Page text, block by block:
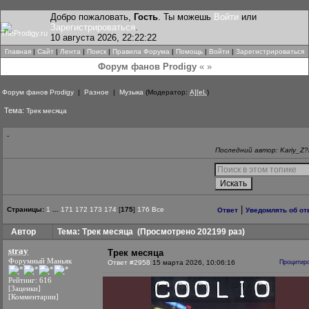
Добро пожаловать, Гость. Ты можешь Войти или
Зарегистрироваться.
10 августа 2026, 22:22:22
Главная | Сайт | Лента | Поиск | Правила Форума | Помощь | Войти | Зарегистрироваться
Форум фанов Prodigy« »
Форум фанов Prodigy | Разное | Музыка (Модератор: A][eL )
Тема: Трек месяца
-
Последний автор:
Страницы: 1 171 172 173 174 [175] 176 Все Ответ Уведомлять об
Автор Тема: Трек месяца (Просмотрено 202199 раз)
stray
Форумный Маньяк
Рейтинг: 616
[Заценки]
[Комментарии]
Трек месяца
Ответ #2958 15 марта 2026, 10:06:16